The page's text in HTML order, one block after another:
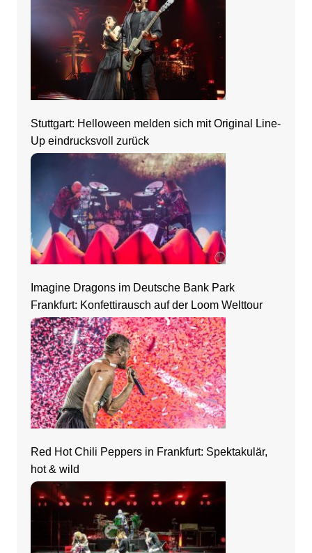
Stuttgart: Helloween melden sich mit Original Line-
Up eindrucksvoll zurück
Imagine Dragons im Deutsche Bank Park
Frankfurt: Konfettirausch auf der Loom Welttour
Red Hot Chili Peppers in Frankfurt: Spektakulär,
hot & wild